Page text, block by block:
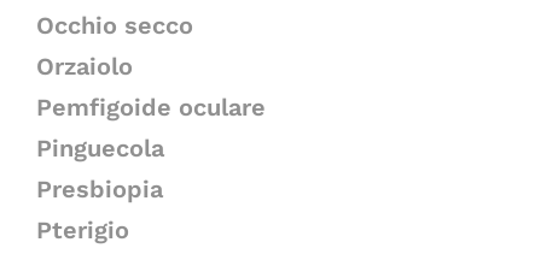
Occhio secco
Orzaiolo
Pemfigoide oculare
Pinguecola
Presbiopia
Pterigio